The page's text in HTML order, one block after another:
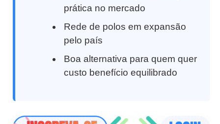
prática no mercado
Rede de polos em expansão
pelo país
Boa alternativa para quem quer
custo benefício equilibrado